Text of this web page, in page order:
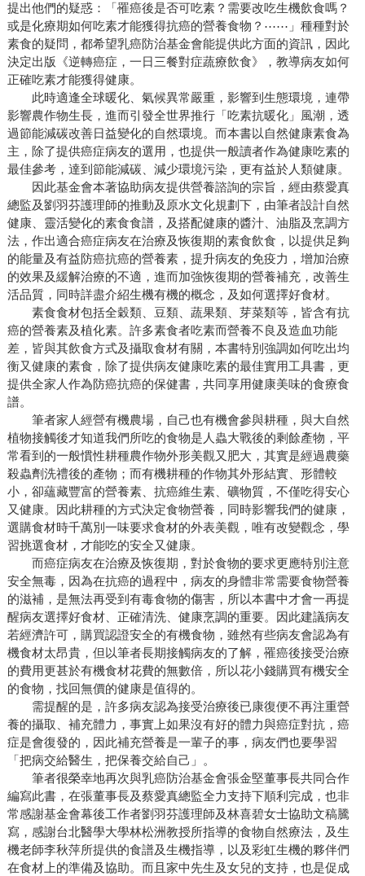
提出他們的疑惑：「罹癌後是否可吃素？需要改吃生機飲食嗎？
或是化療期如何吃素才能獲得抗癌的營養食物？⋯⋯」種種對於
素食的疑問，都希望乳癌防治基金會能提供此方面的資訊，因此
決定出版《逆轉癌症，一日三餐對症蔬療飲食》，教導病友如何
正確吃素才能獲得健康。
此時適逢全球暖化、氣候異常嚴重，影響到生態環境，連帶
影響農作物生長，進而引發全世界推行「吃素抗暖化」風潮，透
過節能減碳改善日益變化的自然環境。而本書以自然健康素食為
主，除了提供癌症病友的選用，也提供一般讀者作為健康吃素的
最佳參考，達到節能減碳、減少環境污染，更有益於人類健康。
因此基金會本著協助病友提供營養諮詢的宗旨，經由蔡愛真
總監及劉羽芬護理師的推動及原水文化規劃下，由筆者設計自然
健康、靈活變化的素食食譜，及搭配健康的醬汁、油脂及烹調方
法，作出適合癌症病友在治療及恢復期的素食飲食，以提供足夠
的能量及有益防癌抗癌的營養素，提升病友的免疫力，增加治療
的效果及緩解治療的不適，進而加強恢復期的營養補充，改善生
活品質，同時詳盡介紹生機有機的概念，及如何選擇好食材。
素食食材包括全穀類、豆類、蔬果類、芽菜類等，皆含有抗
癌的營養素及植化素。許多素食者吃素而營養不良及造血功能
差，皆與其飲食方式及攝取食材有關，本書特別強調如何吃出均
衡又健康的素食，除了提供病友健康吃素的最佳實用工具書，更
提供全家人作為防癌抗癌的保健書，共同享用健康美味的食療食
譜。
筆者家人經營有機農場，自己也有機會參與耕種，與大自然
植物接觸後才知道我們所吃的食物是人蟲大戰後的剩餘產物，平
常看到的一般慣性耕種農作物外形美觀又肥大，其實是經過農藥
殺蟲劑洗禮後的產物；而有機耕種的作物其外形結實、形體較
小，卻蘊藏豐富的營養素、抗癌維生素、礦物質，不僅吃得安心
又健康。因此耕種的方式決定食物營養，同時影響我們的健康，
選購食材時千萬別一味要求食材的外表美觀，唯有改變觀念，學
習挑選食材，才能吃的安全又健康。
而癌症病友在治療及恢復期，對於食物的要求更應特別注意
安全無毒，因為在抗癌的過程中，病友的身體非常需要食物營養
的滋補，是無法再受到有毒食物的傷害，所以本書中才會一再提
醒病友選擇好食材、正確清洗、健康烹調的重要。因此建議病友
若經濟許可，購買認證安全的有機食物，雖然有些病友會認為有
機食材太昂貴，但以筆者長期接觸病友的了解，罹癌後接受治療
的費用更甚於有機食材花費的無數倍，所以花小錢購買有機安全
的食物，找回無價的健康是值得的。
需提醒的是，許多病友認為接受治療後已康復便不再注重營
養的攝取、補充體力，事實上如果沒有好的體力與癌症對抗，癌
症是會復發的，因此補充營養是一輩子的事，病友們也要學習
「把病交給醫生，把保養交給自己」。
筆者很榮幸地再次與乳癌防治基金會張金堅董事長共同合作
編寫此書，在張董事長及蔡愛真總監全力支持下順利完成，也非
常感謝基金會幕後工作者劉羽芬護理師及林喜碧女士協助文稿騰
寫，感謝台北醫學大學林松洲教授所指導的食物自然療法，及生
機老師李秋萍所提供的食譜及生機指導，以及彩虹生機的夥伴們
在食材上的準備及協助。而且家中先生及女兒的支持，也是促成